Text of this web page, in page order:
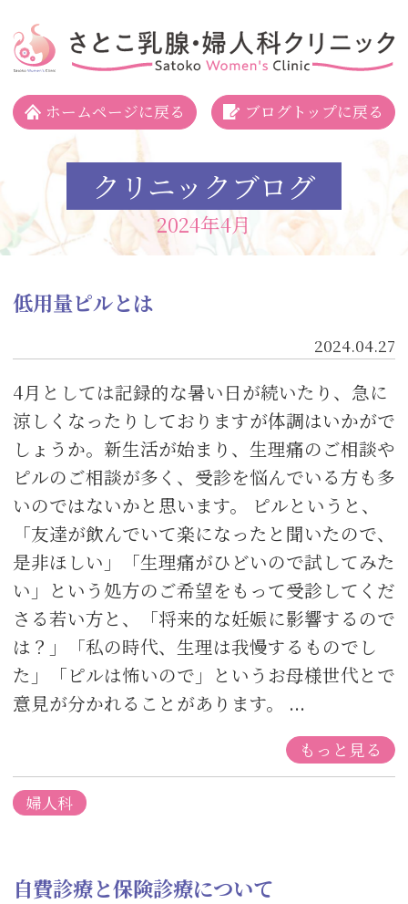
さとこ乳腺・婦人科クリニック
ホームページに戻る ブログトップに戻る
クリニックブログ
2024年4月
低用量ピルとは
2024.04.27
4月としては記録的な暑い日が続いたり、急に
涼しくなったりしておりますが体調はいかがで
しょうか。新生活が始まり、生理痛のご相談や
ピルのご相談が多く、受診を悩んでいる方も多
いのではないかと思います。 ピルというと、
「友達が飲んでいて楽になったと聞いたので、
是非ほしい」「生理痛がひどいので試してみた
い」という処方のご希望をもって受診してくだ
さる若い方と、「将来的な妊娠に影響するので
は？」「私の時代、生理は我慢するものでし
た」「ピルは怖いので」というお母様世代とで
意見が分かれることがあります。 ...
もっと見る
婦人科
自費診療と保険診療について